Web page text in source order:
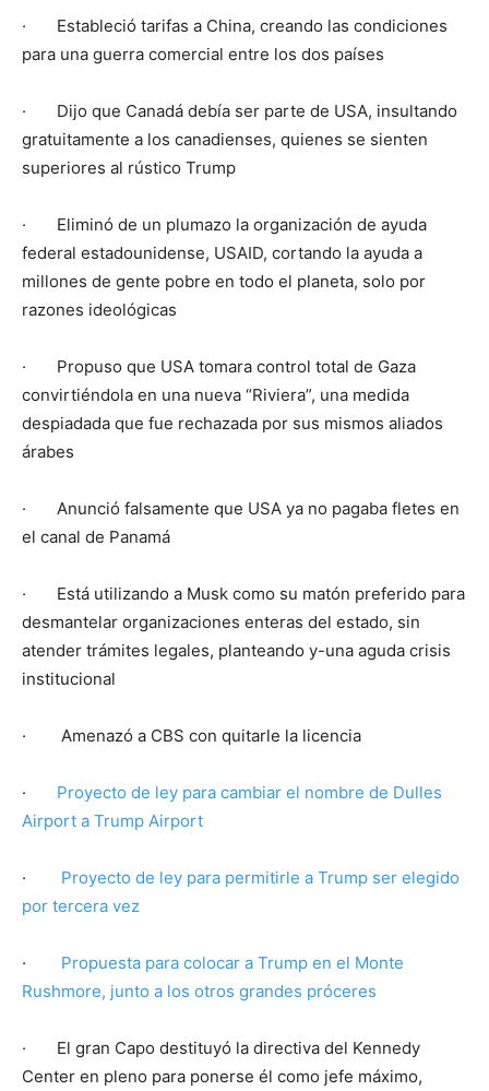
· Estableció tarifas a China, creando las condiciones
para una guerra comercial entre los dos países
· Dijo que Canadá debía ser parte de USA, insultando
gratuitamente a los canadienses, quienes se sienten
superiores al rústico Trump
· Eliminó de un plumazo la organización de ayuda
federal estadounidense, USAID, cortando la ayuda a
millones de gente pobre en todo el planeta, solo por
razones ideológicas
· Propuso que USA tomara control total de Gaza
convirtiéndola en una nueva “Riviera”, una medida
despiadada que fue rechazada por sus mismos aliados
árabes
· Anunció falsamente que USA ya no pagaba fletes en
el canal de Panamá
· Está utilizando a Musk como su matón preferido para
desmantelar organizaciones enteras del estado, sin
atender trámites legales, planteando y-una aguda crisis
institucional
· Amenazó a CBS con quitarle la licencia
· Proyecto de ley para cambiar el nombre de Dulles
Airport a Trump Airport
· Proyecto de ley para permitirle a Trump ser elegido
por tercera vez
·
Propuesta para colocar a Trump en el Monte
Rushmore, junto a los otros grandes próceres
· El gran Capo destituyó la directiva del Kennedy
Center en pleno para ponerse él como jefe máximo,